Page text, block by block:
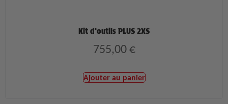
Kit d’outils PLUS 2XS
755,00€
Ajouter au panier